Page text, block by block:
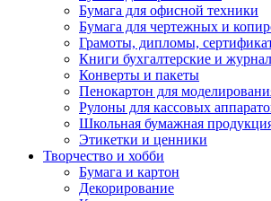
Бумага для офисной техники
Бумага для чертежных и
Грамоты, дипломы,
Книги бухгалтерские и
Конверты и пакеты
Пенокартон для
Рулоны для кассовых
Школьная бумажная
Этикетки и ценники
Творчество и хобби
Бумага и картон
Декорирование